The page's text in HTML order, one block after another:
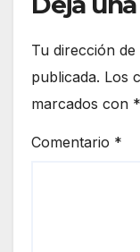
Tu dirección
publicada. Los
marcados con *
Comentario *